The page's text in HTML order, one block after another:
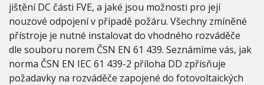
jištění DC části FVE, a jaké jsou možnosti pro její
nouzové odpojení v případě požáru. Všechny zmíněné
přístroje je nutné instalovat do vhodného rozváděče
dle souboru norem ČSN EN 61 439. Seznámíme vás, jak
norma ČSN EN IEC 61 439-2 příloha DD zpřísňuje
požadavky na rozváděče zapojené do fotovoltaických